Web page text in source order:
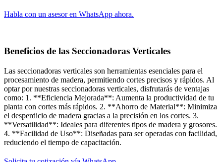
Habla con un asesor en WhatsApp ahora.
Beneficios de las Seccionadoras Verticales
Las seccionadoras verticales son herramientas esenciales para el
procesamiento de madera, permitiendo cortes precisos y rápidos. Al
optar por nuestras seccionadoras verticales, disfrutarás de ventajas
como: 1. **Eficiencia Mejorada**: Aumenta la productividad de tu
planta con cortes más rápidos. 2. **Ahorro de Material**: Minimiza
el desperdicio de madera gracias a la precisión en los cortes. 3.
**Versatilidad**: Ideales para diferentes tipos de madera y grosores.
4. **Facilidad de Uso**: Diseñadas para ser operadas con facilidad,
reduciendo el tiempo de capacitación.